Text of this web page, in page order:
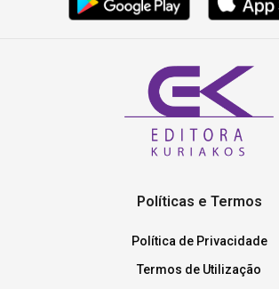
Políticas e Termos
Política de Privacidade
Termos de Utilização